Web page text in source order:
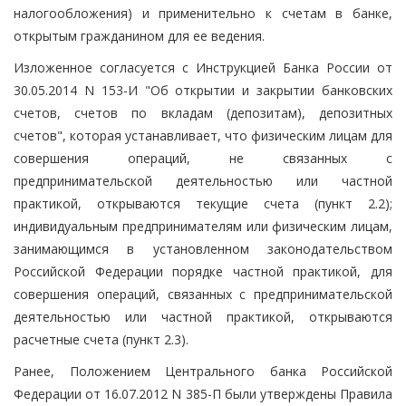
налогообложения) и применительно к счетам в банке,
открытым гражданином для ее ведения.
Изложенное согласуется с Инструкцией Банка России от
30.05.2014 N 153-И "Об открытии и закрытии банковских
счетов, счетов по вкладам (депозитам), депозитных
счетов", которая устанавливает, что физическим лицам для
совершения операций, не связанных с
предпринимательской деятельностью или частной
практикой, открываются текущие счета (пункт 2.2);
индивидуальным предпринимателям или физическим лицам,
занимающимся в установленном законодательством
Российской Федерации порядке частной практикой, для
совершения операций, связанных с предпринимательской
деятельностью или частной практикой, открываются
расчетные счета (пункт 2.3).
Ранее, Положением Центрального банка Российской
Федерации от 16.07.2012 N 385-П были утверждены Правила